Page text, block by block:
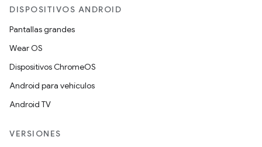
DISPOSITIVOS ANDROID
Pantallas grandes
Wear OS
Dispositivos ChromeOS
Android para vehículos
Android TV
VERSIONES